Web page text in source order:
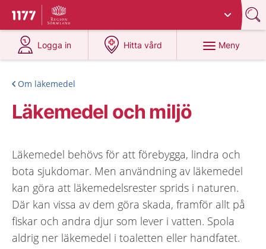
Till startsidan för 1177
Du har valt region
Logga in
på 1177.se
Hitta vård
på 1177.se
Meny
Om läkemedel
Läkemedel och miljö
Läkemedel behövs för att förebygga, lindra och
bota sjukdomar. Men användning av läkemedel
kan göra att läkemedelsrester sprids i naturen.
Där kan vissa av dem göra skada, framför allt på
fiskar och andra djur som lever i vatten. Spola
aldrig ner läkemedel i toaletten eller handfatet.